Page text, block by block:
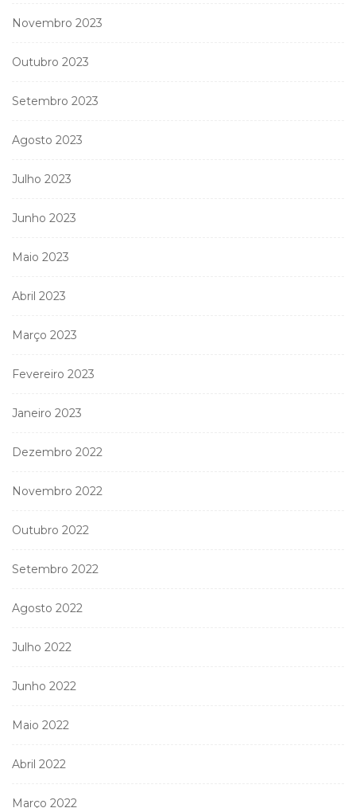
Novembro 2023
Outubro 2023
Setembro 2023
Agosto 2023
Julho 2023
Junho 2023
Maio 2023
Abril 2023
Março 2023
Fevereiro 2023
Janeiro 2023
Dezembro 2022
Novembro 2022
Outubro 2022
Setembro 2022
Agosto 2022
Julho 2022
Junho 2022
Maio 2022
Abril 2022
Março 2022